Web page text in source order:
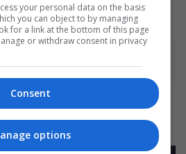
your personal data on the basis
you can object to by managing
for a link at the bottom of this page
or withdraw consent in privacy
Consent
options